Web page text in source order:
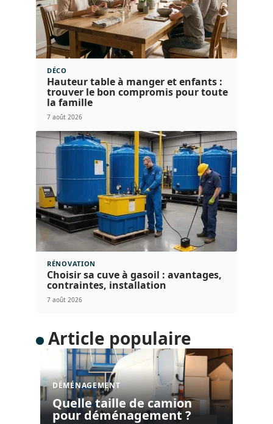
DÉCO
Hauteur table à manger et enfants :
trouver le bon compromis pour toute
la famille
7 août 2026
RÉNOVATION
Choisir sa cuve à gasoil : avantages,
contraintes, installation
7 août 2026
Article populaire
DÉMÉNAGEMENT
Quelle taille de camion
pour déménagement ?